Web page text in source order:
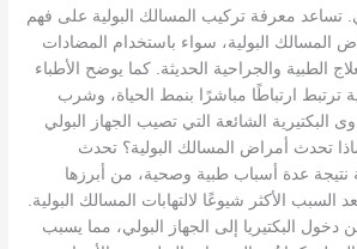
تساعد معرفة تركيب المسالك البولية على فهم
المسالك البولية، سواء باستخدام المضادات
الطبية والجراحية الحديثة. كما يوضح الأطباء
ترتبط ارتباطًا مباشرًا بنمط الحياة، وشرب
البكتيرية الشائعة التي تصيب الجهاز البولي
تحدث أمراض المسالك البولية؟ تحدث
نتيجة عدة أسباب طبية وصحية، من أبرزها
السبب الأكثر شيوعًا لالتهابات المسالك البولية.
دخول البكتيريا إلى الجهاز البولي، مما يسبب